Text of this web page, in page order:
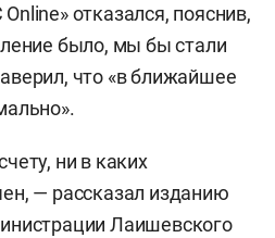
отказался, пояснив,
было, мы бы стали
что «в ближайшее
ни в каких
— рассказал изданию
Лаишевского